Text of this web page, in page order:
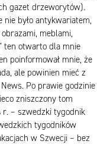
gazet drzeworytów).
było antykwariatem,
meblami,
ten otwarto dla mnie
poinformował mnie, że
ale powinien mieć z
Po prawie godzinie
zniszczony tom
r. – szwedzki tygodnik
tygodników
w Szwecji – bez